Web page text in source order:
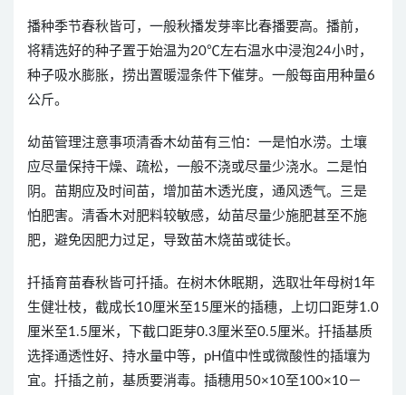
播种季节春秋皆可，一般秋播发芽率比春播要高。播前，
将精选好的种子置于始温为20℃左右温水中浸泡24小时，
种子吸水膨胀，捞出置暖湿条件下催芽。一般每亩用种量6
公斤。
幼苗管理注意事项清香木幼苗有三怕：一是怕水涝。土壤
应尽量保持干燥、疏松，一般不浇或尽量少浇水。二是怕
阴。苗期应及时间苗，增加苗木透光度，通风透气。三是
怕肥害。清香木对肥料较敏感，幼苗尽量少施肥甚至不施
肥，避免因肥力过足，导致苗木烧苗或徒长。
扦插育苗春秋皆可扦插。在树木休眠期，选取壮年母树1年
生健壮枝，截成长10厘米至15厘米的插穗，上切口距芽1.0
厘米至1.5厘米，下截口距芽0.3厘米至0.5厘米。扦插基质
选择通透性好、持水量中等，pH值中性或微酸性的插壤为
宜。扦插之前，基质要消毒。插穗用50×10至100×10－